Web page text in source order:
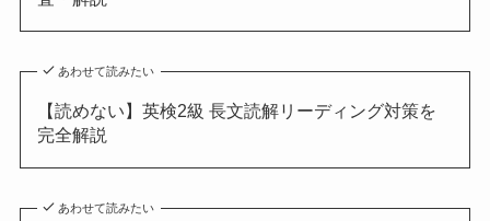
あわせて読みたい
【読めない】英検2級 長文読解リーディング対策を
完全解説
あわせて読みたい